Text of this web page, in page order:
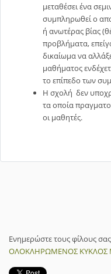
μεταθέσει ένα
συμπληρωθεί ο
ή ανωτέρας βίας
προβλήματα,
δικαίωμα να
μαθήματος
το επίπεδο των
Η σχολή δεν
τα οποία
οι μαθητές.
Ενημερώστε τους φίλους
ΟΛΟΚΛΗΡΩΜΕΝΟΣ ΚΥΚΛΟΣ